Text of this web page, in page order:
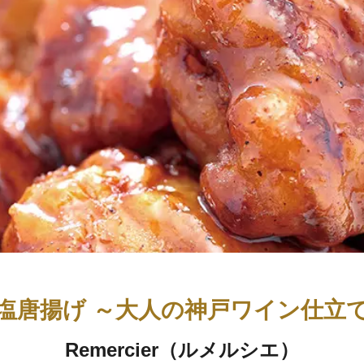
唐揚げ ～大人の神戸ワイン仕立
Remercier（ルメルシエ）